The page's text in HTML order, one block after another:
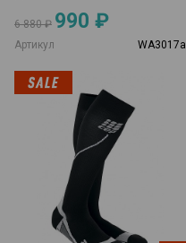
6 880 ₽ 990 ₽
Артикул WA3017a